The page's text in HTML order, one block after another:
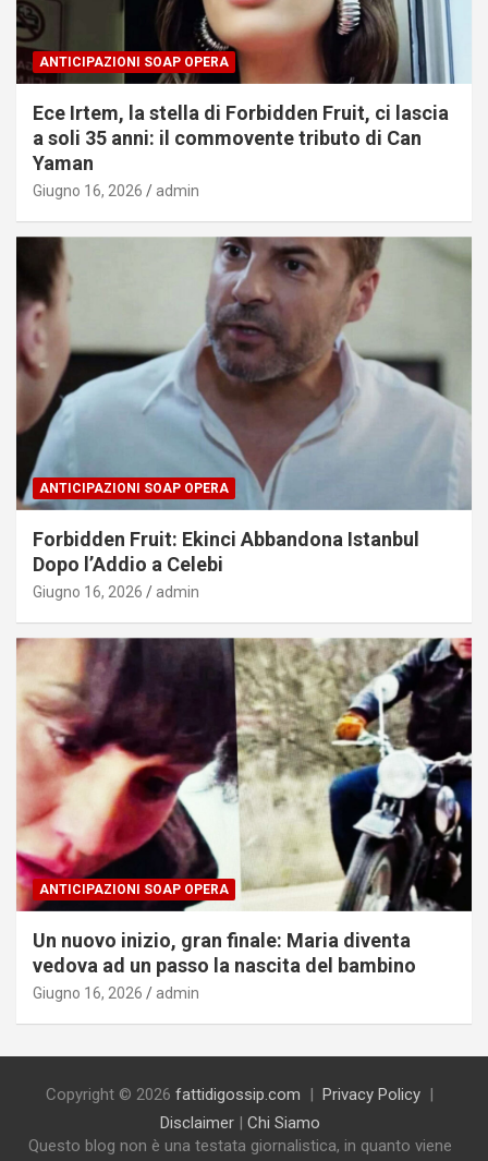
ANTICIPAZIONI SOAP OPERA
Ece Irtem, la stella di Forbidden Fruit, ci lascia
a soli 35 anni: il commovente tributo di Can
Yaman
Giugno 16, 2026 admin
ANTICIPAZIONI SOAP OPERA
Forbidden Fruit: Ekinci Abbandona Istanbul
Dopo l’Addio a Celebi
Giugno 16, 2026 admin
ANTICIPAZIONI SOAP OPERA
Un nuovo inizio, gran finale: Maria diventa
vedova ad un passo la nascita del bambino
Giugno 16, 2026 admin
Copyright © 2026 fattidigossip.com
Privacy Policy
Disclaimer| Chi Siamo
Questo blog non è una testata giornalistica, in quanto viene